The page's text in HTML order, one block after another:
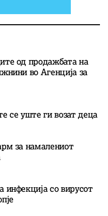
од продажбата на
во Агенција за
се уште ги возат деца
за намалениот
со вирусот